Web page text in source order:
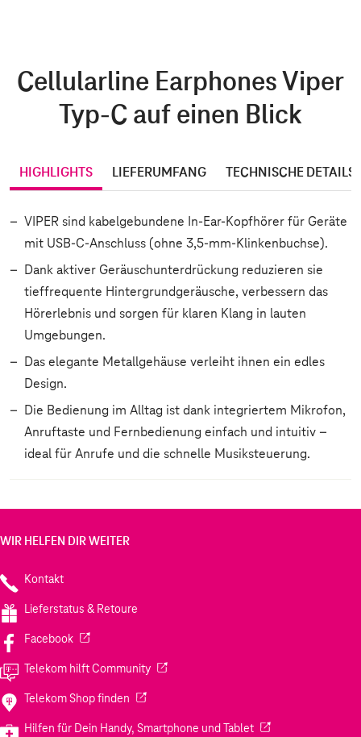
Cellularline Earphones Viper
Typ-C auf einen Blick
HIGHLIGHTS LIEFERUMFANG TECHNISCHE DETAILS
VIPER sind kabelgebundene In-Ear-Kopfhörer für Geräte
mit USB-C-Anschluss (ohne 3,5-mm-Klinkenbuchse).
Dank aktiver Geräuschunterdrückung reduzieren sie
tieffrequente Hintergrundgeräusche, verbessern das
Hörerlebnis und sorgen für klaren Klang in lauten
Umgebungen.
Das elegante Metallgehäuse verleiht ihnen ein edles
Design.
Die Bedienung im Alltag ist dank integriertem Mikrofon,
Anruftaste und Fernbedienung einfach und intuitiv –
ideal für Anrufe und die schnelle Musiksteuerung.
WIR HELFEN DIR WEITER
Kontakt
Lieferstatus & Retoure
Facebook(Wird in einem neuen Tab geöffnet)
Telekom hilft Community(Wird in einem neuen Tab geöffnet)
Telekom Shop finden (Wird in einem neuen Tab geöffnet)
Hilfen für Dein Handy, Smartphone und Tablet(Wird in einem